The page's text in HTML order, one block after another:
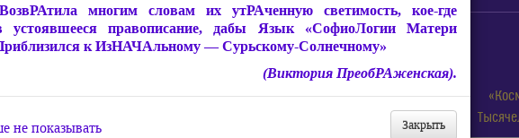
Матери Мира
Живое Слово Матери Мира.
Статьи, Книги, Видео, Аудио и др.
многим словам их утРАченную светимость, кое-где
устоявшееся правописание, дабы Язык «СофиоЛогии Матери
к ИзНАЧАльному — Сурьскому-Солнечному»
(Виктория ПреобРАженская).
Закрыть
не показывать